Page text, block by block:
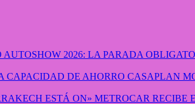
AUTOSHOW 2026: LA PARADA
CASAPLAN
METROCAR RECIBE